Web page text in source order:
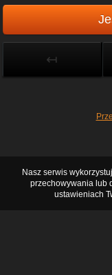
↤
Nasz serwis
przechowywania lub
ustawieniach